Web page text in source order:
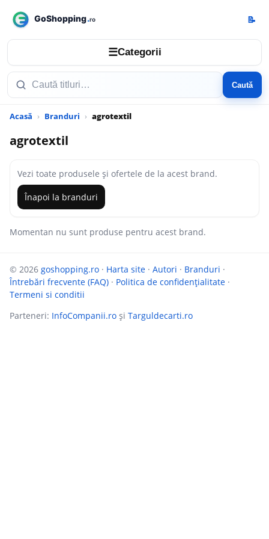
☰Categorii
Caută
📝
Acasă Branduri agrotextil
agrotextil
Vezi toate produsele și ofertele de la acest brand.
Înapoi la branduri
Momentan nu sunt produse pentru acest brand.
© 2026 goshopping.ro · Harta site · Autori · Branduri ·
Întrebări frecvente (FAQ) · Politica de confidențialitate ·
Termeni si conditii
Parteneri: InfoCompanii.ro și Targuldecarti.ro